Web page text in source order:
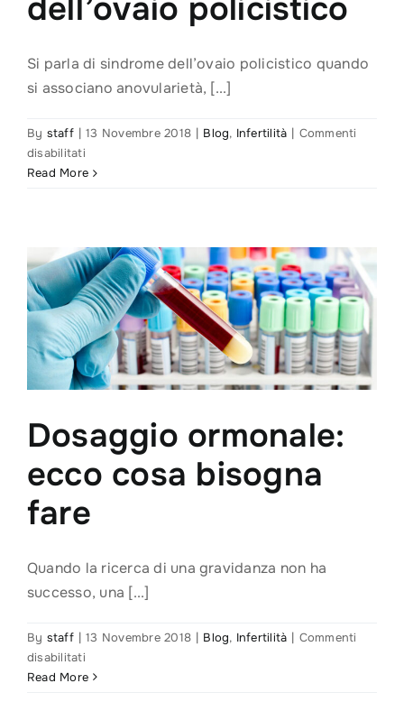
dell’ovaio policistico
Si parla di sindrome dell’ovaio policistico quando
si associano anovularietà, [...]
By staff | 13 Novembre 2018 | Blog, Infertilità | Commenti
disabilitatisu
Infertilità
policistico
Read More
Dosaggio ormonale:
ecco cosa bisogna
fare
Quando la ricerca di una gravidanza non ha
successo, una [...]
By staff | 13 Novembre 2018 | Blog, Infertilità | Commenti
disabilitatisu
Dosaggio
Read More